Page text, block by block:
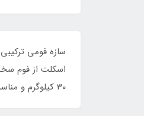
30 کیلوگرم و مناسب برای گروه سنی : 1 سال به بالا و مناسب برای استفاده همزمان چندین کودک بوده و مناسب خانه بازی، مهد کودک و سالن های ورزشی و...میباشد.